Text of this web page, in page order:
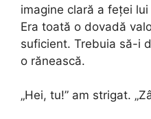
imagine clară a feței
Era toată o dovadă
suficient. Trebuia să-i
o rănească.
„Hei, tu!” am strigat.